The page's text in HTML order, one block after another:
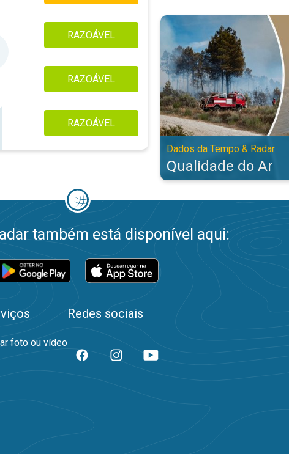
RAZOÁVEL
RAZOÁVEL
RAZOÁVEL
Qualidade do Ar. Dados da
Dados da Tempo & Radar
Qualidade do Ar
também está disponível aqui:
foto ou vídeo
Redes sociais